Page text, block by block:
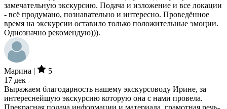
замечательную экскурсию. Подача и изложение и все локации
- всё продумано, познавательно и интересно. Проведённое
время на экскурсии оставило только положительные эмоции.
Однозначно рекомендую))).
Марина |
5
17 дек
Выражаем благодарность нашему экскурсоводу Ирине, за
интереснейшую экскурсию которую она с нами провела.
Прекрасная подача информации и материала, грамотная речь-